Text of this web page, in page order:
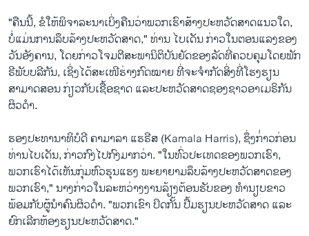
"ຄືນນີ້, ຂໍໃຫ້ພິຈາລະນາເບິ່ງຄືນວ່າພວກເຮົາສ້າງປະຫວັດສາດແນວໃດ,
ບໍ່ແມ່ນການລຶບລ້າງປະຫວັດສາດ," ທ່ານ ໄບເດັນ ກ່າວໃນຕອນແລງຂອງ
ວັນອັງຄານ, ໂດຍກ່າວໂຈມຕີສະພານິຕິບັນຍັດຂອງລັດທີ່ຄວບຄຸມໂດຍພັກ
ຣີພັບບລີກັນ, ເຊິ່ງໄດ້ສະເໜີຮ່າງກົດໝາຍ ທີ່ຈະຈຳກັດສິ່ງທີ່ໂຮງຮຽນ
ສາມາດສອນ ກ່ຽວກັບເຊື້ອຊາດ ແລະປະຫວັດສາດຊອງຊາວອາເມຣິກັນ
ຜິວດຳ.
ຮອງປະທານາທິບໍດີ ຄາມາລາ ແຮຣີສ (Kamala Harris), ຊຶ່ງກ່່າວກ່ອນ
ທ່ານໄບເດັນ, ກ່າວກົງໄປກົງມາກວ່າ. "ໃນທົ່ວປະເທດຂອງພວກເຮົາ,
ພວກເຮົາໄດ້ເຫັນກຸ່ມຫົວຮຸນແຮງ ພະຍາຍາມລຶບລ້າງປະຫວັດສາດຂອງ
ພວກເຮົາ," ນາງກ່າວໃນລະຫວ່າງງານລ້ຽງຕ້ອນຮັບຂອງ ທຳນຽບຂາວ
ພ້ອມກັບຜູ້ນຳຄົນຜິວດຳ. "ພວກເຂົາ ປິດກັ້ນ ປື້ມຮຽນປະຫວັດສາດ ແລະ
ຍົກເລີກຫ້ອງຮຽນປະຫວັດສາດ."